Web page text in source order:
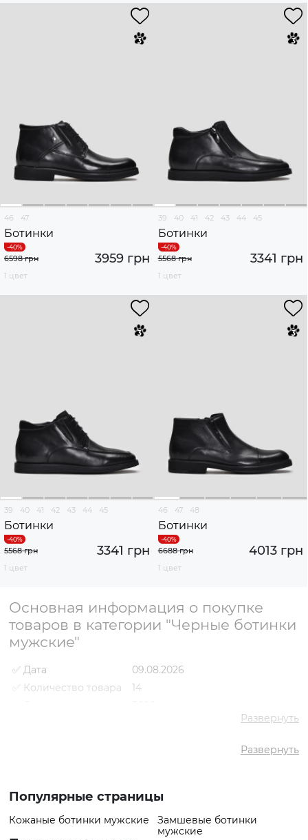
Популярные страницы
Кожаные ботинки мужские
Замшевые ботинки
мужские
46 47
Ботинки
3959 грн
6598 грн
1 цвет
39 40 41 42 43 44 45
Ботинки
3341 грн
5568 грн
1 цвет
39 40 41 42 43 44 45
Ботинки
3341 грн
5568 грн
1 цвет
46 47 48
Ботинки
4013 грн
6688 грн
1 цвет
Основная информация о покупке
товаров в категории "Черные ботинки
мужские"
✅ Дата
09.08.2026
✅ Количество товара
14
товар
- 4193 грн
Развернуть
Развернуть